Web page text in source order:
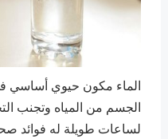
الماء مكون حيوي أساسي
الجسم من المياه وتجنب
لساعات طويلة له فوائد